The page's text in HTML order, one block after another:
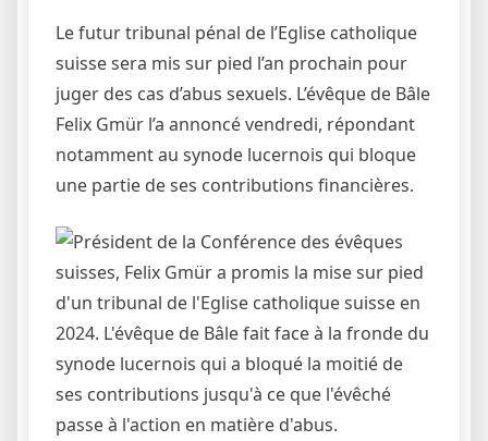
Le futur tribunal pénal de l’Eglise catholique
suisse sera mis sur pied l’an prochain pour
juger des cas d’abus sexuels. L’évêque de Bâle
Felix Gmür l’a annoncé vendredi, répondant
notamment au synode lucernois qui bloque
une partie de ses contributions financières.